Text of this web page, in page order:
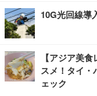
10G光回線導
【アジア美
スメ！タイ・
ェック